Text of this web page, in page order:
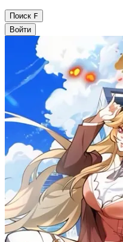
Поиск F
Войти